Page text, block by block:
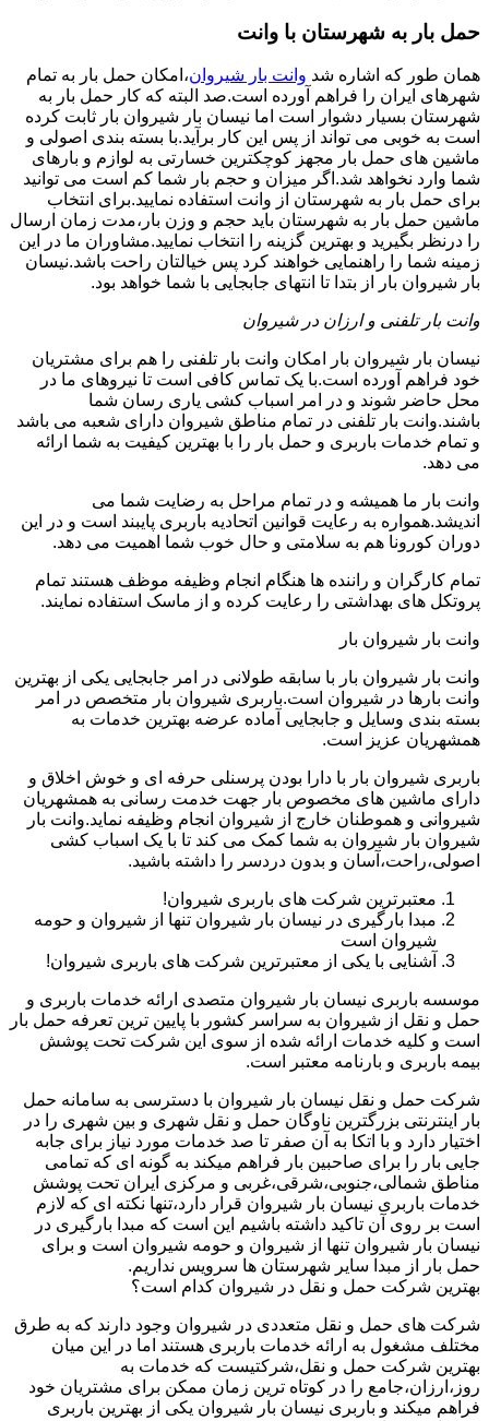
حمل بار به شهرستان با وانت
همان طور که اشاره شد وانت بار شیروان،امکان حمل بار به تمام
شهرهای ایران را فراهم آورده است.صد البته که کار حمل بار به
شهرستان بسیار دشوار است اما نیسان بار شیروان بار ثابت کرده
است به خوبی می تواند از پس این کار برآید.با بسته بندی اصولی و
ماشین های حمل بار مجهز کوچکترین خسارتی به لوازم و بارهای
شما وارد نخواهد شد.اگر میزان و حجم بار شما کم است می توانید
برای حمل بار به شهرستان از وانت استفاده نمایید.برای انتخاب
ماشین حمل بار به شهرستان باید حجم و وزن بار،مدت زمان ارسال
را درنظر بگیرید و بهترین گزینه را انتخاب نمایید.مشاوران ما در این
زمینه شما را راهنمایی خواهند کرد پس خیالتان راحت باشد.نیسان
بار شیروان بار از بتدا تا انتهای جابجایی با شما خواهد بود.
وانت بار تلفنی و ارزان در شیروان
نیسان بار شیروان بار امکان وانت بار تلفنی را هم برای مشتریان
خود فراهم آورده است.با یک تماس کافی است تا نیروهای ما در
محل حاضر شوند و در امر اسباب کشی یاری رسان شما
باشند.وانت بار تلفنی در تمام مناطق شیروان دارای شعبه می باشد
و تمام خدمات باربری و حمل بار را با بهترین کیفیت به شما ارائه
می دهد.
وانت بار ما همیشه و در تمام مراحل به رضایت شما می
اندیشد.همواره به رعایت قوانین اتحادیه باربری پایبند است و در این
دوران کورونا هم به سلامتی و حال خوب شما اهمیت می دهد.
تمام کارگران و راننده ها هنگام انجام وظیفه موظف هستند تمام
پروتکل های بهداشتی را رعایت کرده و از ماسک استفاده نمایند.
وانت بار شیروان بار
وانت بار شیروان بار با سابقه طولانی در امر جابجایی یکی از بهترین
وانت بارها در شیروان است.باربری شیروان بار متخصص در امر
بسته بندی وسایل و جابجایی آماده عرضه بهترین خدمات به
همشهریان عزیز است.
باربری شیروان بار با دارا بودن پرسنلی حرفه ای و خوش اخلاق و
دارای ماشین های مخصوص بار جهت خدمت رسانی به همشهریان
شیروانی و هموطنان خارج از شیروان انجام وظیفه نماید.وانت بار
شیروان بار شیروان به شما کمک می کند تا با یک اسباب کشی
اصولی،راحت،آسان و بدون دردسر را داشته باشید.
معتبرترین شرکت های باربری شیروان!
مبدا بارگیری در نیسان بار شیروان تنها از شیروان و حومه
شیروان است
آشنایی با یکی از معتبرترین شرکت های باربری شیروان!
موسسه باربری نیسان بار شیروان متصدی ارائه خدمات باربری و
حمل و نقل از شیروان به سراسر کشور با پایین ترین تعرفه حمل بار
است و کلیه خدمات ارائه شده از سوی این شرکت تحت پوشش
بیمه باربری و بارنامه معتبر است.
شرکت حمل و نقل نیسان بار شیروان با دسترسی به سامانه حمل
بار اینترنتی بزرگترین ناوگان حمل و نقل شهری و بین شهری را در
اختیار دارد و با اتکا به آن صفر تا صد خدمات مورد نیاز برای جابه
جایی بار را برای صاحبین بار فراهم میکند به گونه ای که تمامی
مناطق شمالی،جنوبی،شرقی،غربی و مرکزی ایران تحت پوشش
خدمات باربری نیسان بار شیروان قرار دارد،تنها نکته ای که لازم
است بر روی آن تاکید داشته باشیم این است که مبدا بارگیری در
نیسان بار شیروان تنها از شیروان و حومه شیروان است و برای
حمل بار از مبدا سایر شهرستان ها سرویس نداریم.
بهترین شرکت حمل و نقل در شیروان کدام است؟
شرکت های حمل و نقل متعددی در شیروان وجود دارند که به طرق
مختلف مشغول به ارائه خدمات باربری هستند اما در این میان
بهترین شرکت حمل و نقل،شرکتیست که خدمات به
روز،ارزان،جامع را در کوتاه ترین زمان ممکن برای مشتریان خود
فراهم میکند و باربری نیسان بار شیروان یکی از بهترین باربری